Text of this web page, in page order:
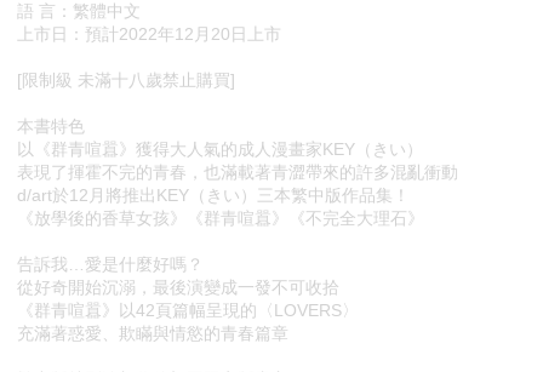
語 言：繁體中文
上市日：預計2022年12月20日上市
[限制級 未滿十八歲禁止購買]
本書特色
以《群青喧囂》獲得大人氣的成人漫畫家KEY（きい）
表現了揮霍不完的青春，也滿載著青澀帶來的許多混亂衝動
d/art於12月將推出KEY（きい）三本繁中版作品集！
《放學後的香草女孩》《群青喧囂》《不完全大理石》
告訴我…愛是什麼好嗎？
從好奇開始沉溺，最後演變成一發不可收拾
《群青喧囂》以42頁篇幅呈現的〈LOVERS〉
充滿著惑愛、欺瞞與情慾的青春篇章